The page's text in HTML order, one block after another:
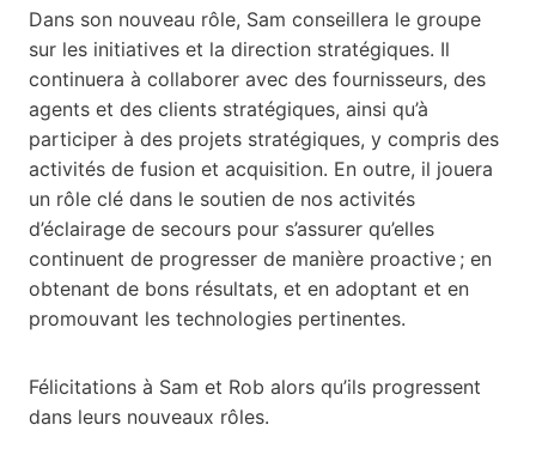
Dans son nouveau rôle, Sam conseillera le groupe
sur les initiatives et la direction stratégiques. Il
continuera à collaborer avec des fournisseurs, des
agents et des clients stratégiques, ainsi qu’à
participer à des projets stratégiques, y compris des
activités de fusion et acquisition. En outre, il jouera
un rôle clé dans le soutien de nos activités
d’éclairage de secours pour s’assurer qu’elles
continuent de progresser de manière proactive ; en
obtenant de bons résultats, et en adoptant et en
promouvant les technologies pertinentes.
Félicitations à Sam et Rob alors qu’ils progressent
dans leurs nouveaux rôles.